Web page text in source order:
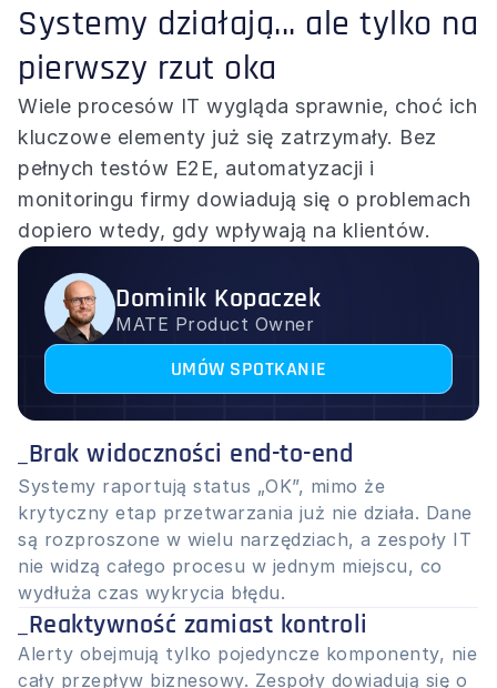
Systemy działają... ale tylko na
pierwszy rzut oka
Wiele procesów IT wygląda sprawnie, choć ich
kluczowe elementy już się zatrzymały. Bez
pełnych testów E2E, automatyzacji i
monitoringu firmy dowiadują się o problemach
dopiero wtedy, gdy wpływają na klientów.
Dominik Kopaczek
MATE Product Owner
UMÓW SPOTKANIE
_Brak widoczności end-to-end
Systemy raportują status „OK”, mimo że
krytyczny etap przetwarzania już nie działa. Dane
są rozproszone w wielu narzędziach, a zespoły IT
nie widzą całego procesu w jednym miejscu, co
wydłuża czas wykrycia błędu.
_Reaktywność zamiast kontroli
Alerty obejmują tylko pojedyncze komponenty, nie
cały przepływ biznesowy. Zespoły dowiadują się o